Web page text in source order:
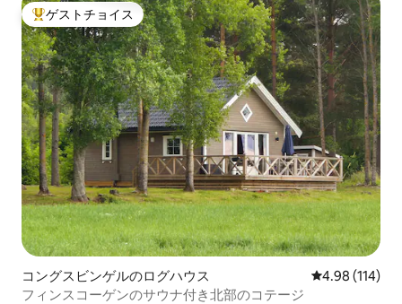
大好評のゲストチョイスです。
ゲストチョイス
コングスビンゲルのログハウス レビュー114
4.98 (114)
フィンスコーゲンのサウナ付き北部のコテージ